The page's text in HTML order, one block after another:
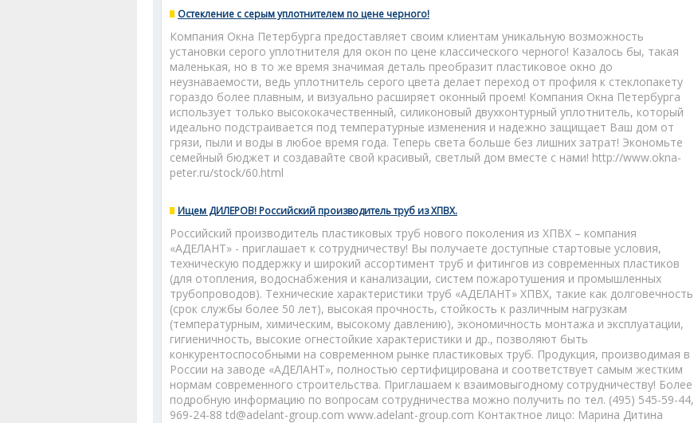
Остекление с серым уплотнителем по цене черного!
Компания Окна Петербурга предоставляет своим клиентам уникальную возможность
установки серого уплотнителя для окон по цене классического черного! Казалось бы, такая
маленькая, но в то же время значимая деталь преобразит пластиковое окно до
неузнаваемости, ведь уплотнитель серого цвета делает переход от профиля к стеклопакету
гораздо более плавным, и визуально расширяет оконный проем! Компания Окна Петербурга
использует только высококачественный, силиконовый двухконтурный уплотнитель, который
идеально подстраивается под температурные изменения и надежно защищает Ваш дом от
грязи, пыли и воды в любое время года. Теперь света больше без лишних затрат! Экономьте
семейный бюджет и создавайте свой красивый, светлый дом вместе с нами! http://www.okna-
peter.ru/stock/60.html
Ищем ДИЛЕРОВ! Российский производитель труб из ХПВХ.
Российский производитель пластиковых труб нового поколения из ХПВХ – компания
«АДЕЛАНТ» - приглашает к сотрудничеству! Вы получаете доступные стартовые условия,
техническую поддержку и широкий ассортимент труб и фитингов из современных пластиков
(для отопления, водоснабжения и канализации, систем пожаротушения и промышленных
трубопроводов). Технические характеристики труб «АДЕЛАНТ» ХПВХ, такие как долговечность
(срок службы более 50 лет), высокая прочность, стойкость к различным нагрузкам
(температурным, химическим, высокому давлению), экономичность монтажа и эксплуатации,
гигиеничность, высокие огнестойкие характеристики и др., позволяют быть
конкурентоспособными на современном рынке пластиковых труб. Продукция, производимая в
России на заводе «АДЕЛАНТ», полностью сертифицирована и соответствует самым жестким
нормам современного строительства. Приглашаем к взаимовыгодному сотрудничеству! Более
подробную информацию по вопросам сотрудничества можно получить по тел. (495) 545-59-44,
969-24-88 td@adelant-group.com www.adelant-group.com Контактное лицо: Марина Дитина